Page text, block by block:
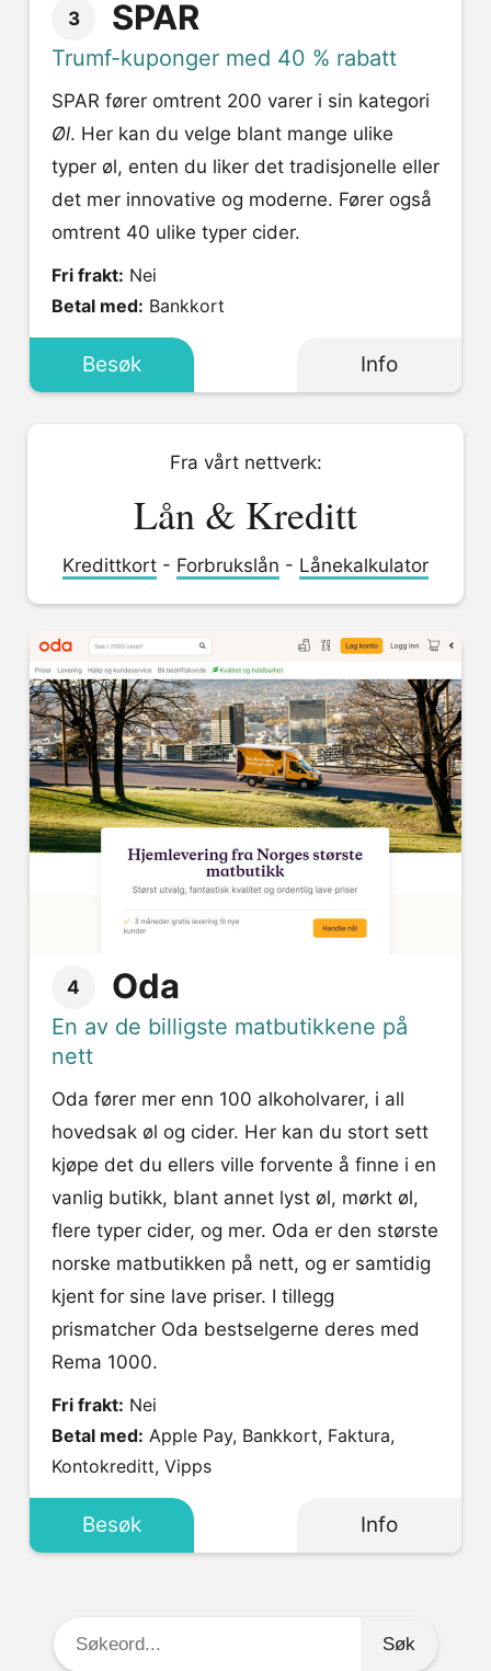
3 SPAR
Trumf-kuponger med 40 % rabatt
SPAR fører omtrent 200 varer i sin kategori
Øl. Her kan du velge blant mange ulike
typer øl, enten du liker det tradisjonelle eller
det mer innovative og moderne. Fører også
omtrent 40 ulike typer cider.
Fri frakt: Nei
Betal med: Bankkort
Besøk Info
Fra vårt nettverk:
Lån & Kreditt
Kredittkort - Forbrukslån - Lånekalkulator
4 Oda
En av de billigste matbutikkene på
nett
Oda fører mer enn 100 alkoholvarer, i all
hovedsak øl og cider. Her kan du stort sett
kjøpe det du ellers ville forvente å finne i en
vanlig butikk, blant annet lyst øl, mørkt øl,
flere typer cider, og mer. Oda er den største
norske matbutikken på nett, og er samtidig
kjent for sine lave priser. I tillegg
prismatcher Oda bestselgerne deres med
Rema 1000.
Fri frakt: Nei
Betal med:
Kontokreditt, Vipps
Besøk Info
Søkeord: